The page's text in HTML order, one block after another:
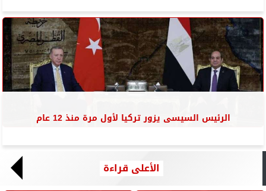
الرئيس السيسى يزور تركيا لأول مرة منذ 12 عام
الأعلى قراءة